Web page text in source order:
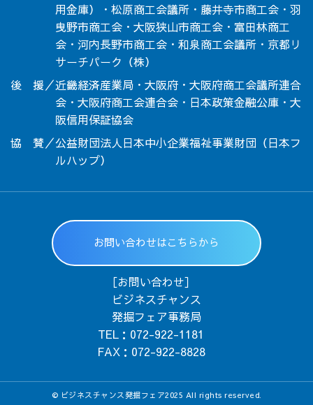
用金庫）・松原商工会議所・藤井寺市商工会・羽
曳野市商工会・大阪狭山市商工会・富田林商工
会・河内長野市商工会・和泉商工会議所・京都リ
サーチパーク（株）
後 援／近畿経済産業局・大阪府・大阪府商工会議所連合
会・大阪府商工会連合会・日本政策金融公庫・大
阪信用保証協会
協 賛／公益財団法人日本中小企業福祉事業財団（日本フ
ルハップ）
お問い合わせはこちらから
［お問い合わせ］
ビジネスチャンス
発掘フェア事務局
TEL： 072-922-1181
FAX： 072-922-8828
© ビジネスチャンス発掘フェア2025 All rights reserved.